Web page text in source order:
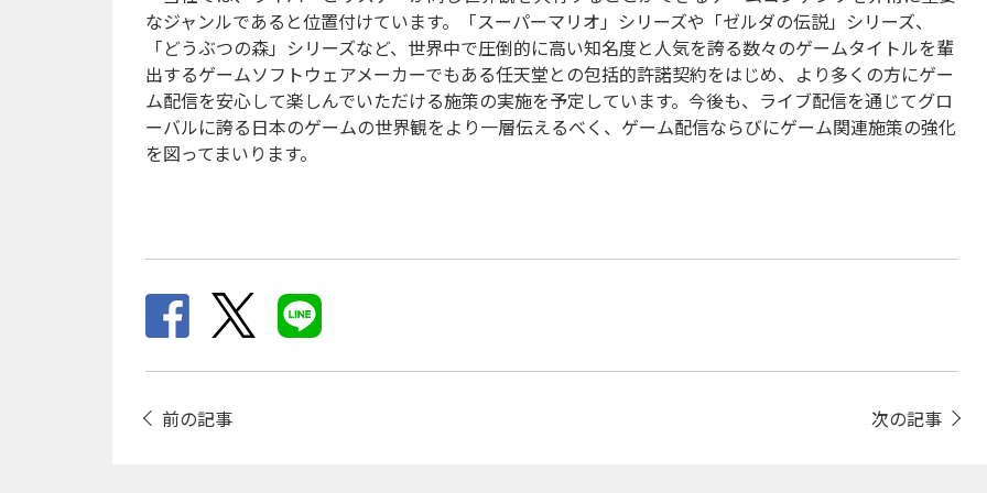
なジャンルであると位置付けています。「スーパーマリオ」シリーズや「ゼルダの伝説」シリーズ、
「どうぶつの森」シリーズなど、世界中で圧倒的に高い知名度と人気を誇る数々のゲームタイトルを輩
出するゲームソフトウェアメーカーでもある任天堂との包括的許諾契約をはじめ、より多くの方にゲー
ム配信を安心して楽しんでいただける施策の実施を予定しています。今後も、ライブ配信を通じてグロ
ーバルに誇る日本のゲームの世界観をより一層伝えるべく、ゲーム配信ならびにゲーム関連施策の強化
を図ってまいります。
投前の記事 次の記事